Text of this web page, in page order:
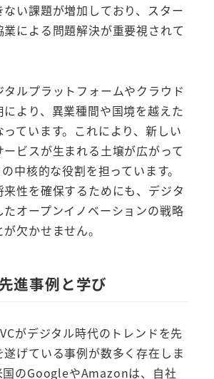
い課題が増加しており、スター
業による問題解決が重要視されて
ルプラットフォームやクラウド
により、異業種間や国境を越えた
ています。これにより、新しい
ビスが生まれる土壌が広がって
中核的な役割を担っています。
性を確保するためにも、デジタ
たオープンイノベーションの戦略
欠かせません。
進事例と学び
がデジタル時代のトレンドを先
げている事例が数多く存在しま
国のGoogleやAmazonは、自社